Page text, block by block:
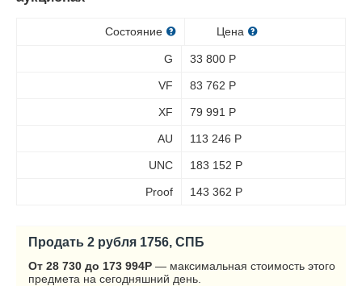
Состояние Цена
G 33 800 Р
VF 83 762 Р
XF 79 991 Р
AU 113 246 Р
UNC 183 152 Р
Proof 143 362 Р
Продать 2 рубля 1756, СПБ
От 28 730 до 173 994Р — максимальная стоимость этого
предмета на сегодняшний день.